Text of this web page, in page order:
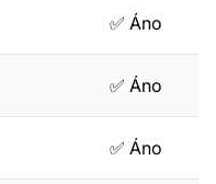
✅ Áno
✅ Áno
✅ Áno